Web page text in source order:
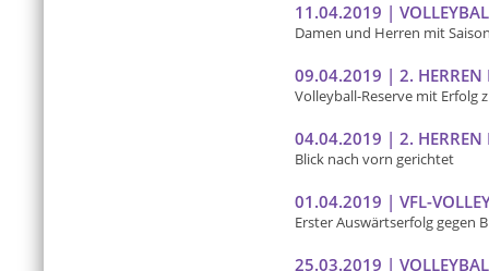
11.04.2019 |
Damen und Herren mit
09.04.2019 | 2. HERREN
Volleyball-Reserve mit Erfolg
04.04.2019 | 2. HERREN
Blick nach vorn gerichtet
01.04.2019 | VFL-
Erster Auswärtserfolg gegen
25.03.2019 |